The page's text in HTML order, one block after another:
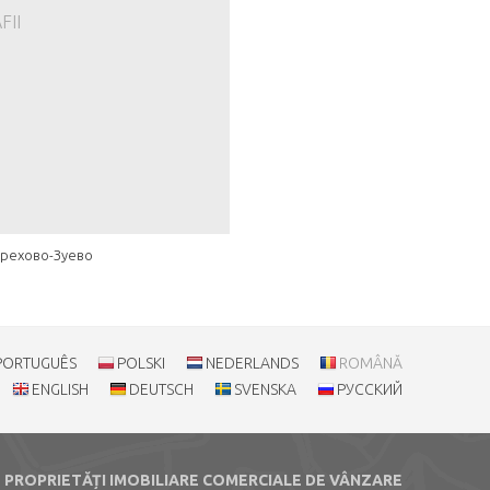
Зуево
POLSKI NEDERLANDS
ROMÂNĂ
ENGLISH
DEUTSCH SVENSKA РУССКИЙ
PROPRIETĂȚI IMOBILIARE COMERCIALE DE VÂNZARE